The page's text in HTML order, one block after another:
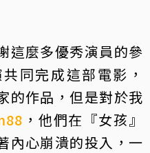
這麼多優秀演員的參
同完成這部電影，
的作品，但是對於我
，他們在『女孩』
內心崩潰的投入，一